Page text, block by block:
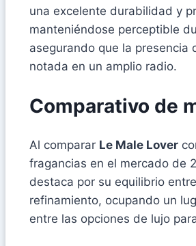
una excelente durabilidad y
manteniéndose perceptible
asegurando que la presencia
notada en un amplio radio.
Comparativo de
Al comparar Le Male Lover
fragancias en el mercado de
destaca por su equilibrio
refinamiento, ocupando un
entre las opciones de lujo